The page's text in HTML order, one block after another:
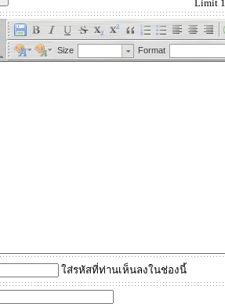
Limit
ใส่รหัสที่ท่านเห็นลงในช่องนี้